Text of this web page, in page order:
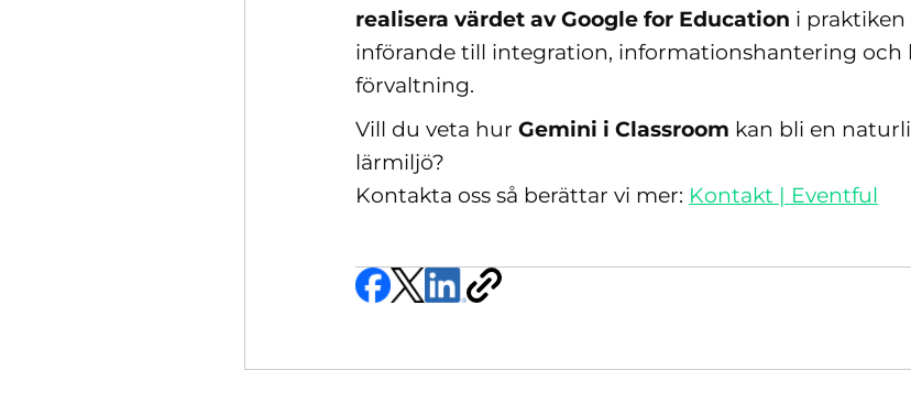
realisera värdet av Google for Education i praktiken
införande till integration, informationshantering och
förvaltning.
Vill du veta hur Gemini i Classroom kan bli en
lärmiljö?
Kontakta oss så berättar vi mer: Kontakt | Eventful